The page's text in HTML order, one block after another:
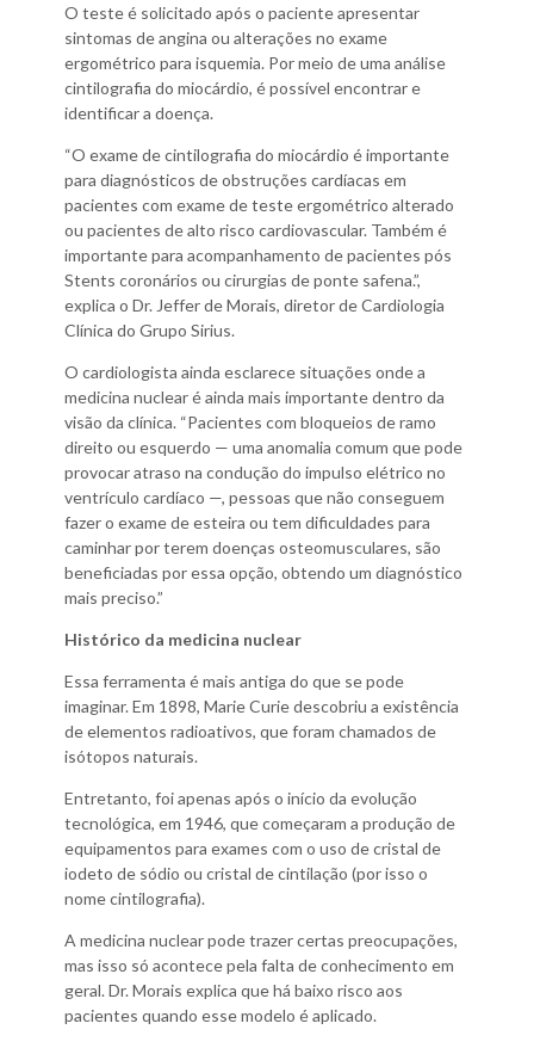
O teste é solicitado após o paciente apresentar
sintomas de angina ou alterações no exame
ergométrico para isquemia. Por meio de uma análise
cintilografia do miocárdio, é possível encontrar e
identificar a doença.
“O exame de cintilografia do miocárdio é importante
para diagnósticos de obstruções cardíacas em
pacientes com exame de teste ergométrico alterado
ou pacientes de alto risco cardiovascular. Também é
importante para acompanhamento de pacientes pós
Stents coronários ou cirurgias de ponte safena.”,
explica o Dr. Jeffer de Morais, diretor de Cardiologia
Clínica do Grupo Sirius.
O cardiologista ainda esclarece situações onde a
medicina nuclear é ainda mais importante dentro da
visão da clínica. “Pacientes com bloqueios de ramo
direito ou esquerdo — uma anomalia comum que pode
provocar atraso na condução do impulso elétrico no
ventrículo cardíaco —, pessoas que não conseguem
fazer o exame de esteira ou tem dificuldades para
caminhar por terem doenças osteomusculares, são
beneficiadas por essa opção, obtendo um diagnóstico
mais preciso.”
Histórico da medicina nuclear
Essa ferramenta é mais antiga do que se pode
imaginar. Em 1898, Marie Curie descobriu a existência
de elementos radioativos, que foram chamados de
isótopos naturais.
Entretanto, foi apenas após o início da evolução
tecnológica, em 1946, que começaram a produção de
equipamentos para exames com o uso de cristal de
iodeto de sódio ou cristal de cintilação (por isso o
nome cintilografia).
A medicina nuclear pode trazer certas preocupações,
mas isso só acontece pela falta de conhecimento em
geral. Dr. Morais explica que há baixo risco aos
pacientes quando esse modelo é aplicado.